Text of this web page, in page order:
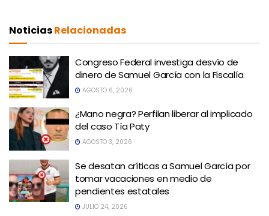
NoticiasRelacionadas
Congreso Federal investiga desvío de
dinero de Samuel García con la Fiscalía
AGOSTO 6, 2026
¿Mano negra? Perfilan liberar al implicado
del caso Tía Paty
AGOSTO 3, 2026
Se desatan críticas a Samuel García por
tomar vacaciones en medio de
pendientes estatales
JULIO 24, 2026